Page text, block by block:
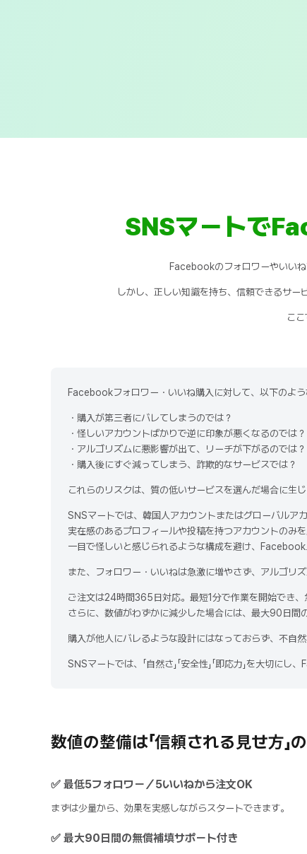
SNSマートで
Facebookのフォロワーやいいね
しかし、正しい知識を持ち、信頼できるサ
こ
Facebookフォロワー・いいね購入に対して、以下のよう
・購入が第三者にバレてしまうのでは？
・怪しいアカウントばかりで逆に印象が悪くなるのでは？
・アルゴリズムに悪影響が出て、リーチが下がるのでは？
・購入後にすぐ減ってしまう、詐欺的なサービスでは？
これらのリスクは、質の低いサービスを選んだ場合に生じ
SNSマートでは、韓国人アカウントまたはグローバルアカ
実在感のあるプロフィールや投稿を持つアカウントのみを
一目で怪しいと感じられるような構成を避け、Facebook
また、フォロワー・いいねは急激に増やさず、アルゴリ
ご注文は24時間365日対応。最短1分で作業を開始でき、
さらに、数値がわずかに減少した場合には、最大90日間
購入が他人にバレるような設計にはなっておらず、不自
SNSマートでは、「自然さ」「安全性」「即応力」を大切
数値の整備は「信頼される見せ方」
✅ 最低5フォロワー／5いいねから注文OK
まずは少量から、効果を実感しながらスタートできます。
✅ 最大90日間の無償補填サポート付き